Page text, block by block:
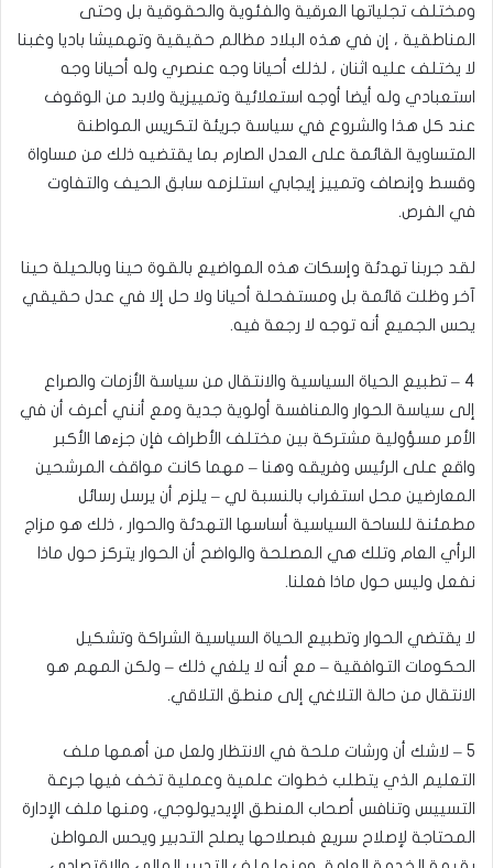
ومختلف تجلياتها العرقية والفئوية والحقوقية بل وحتى
المناطقية ، إن في هذه البلاد مظالم حقيقية وتهميشا باديا وغبنا
لا يختلف عليه اثنان ، لذلك أحيانا وجه عنصري وله أحيانا وجه
استعبادي وله أيضا أوجه استعلائية وتمييزية ولابد من الوقوف
عند كل هذا والشروع في سياسة جريئة لتكريس المواطنة
المتساوية القائمة على العدل الصارم بما يقتضيه ذلك من مساواة
وقسط وإنصاف وتمييز إيجابي استلزمه سابق الحيف والتفاوت
في الفرص.
لقد جربنا تهدئة وإسكات هذه المواضيع بالقوة حينا وبالحيلة حينا
آخر وظلت قائمة بل ومستفحلة أحيانا ولا حل إلا في عدل حقيقي
يحس الجميع أنه توجه لا رجعة فيه.
4 – تطبيع الحياة السياسية والانتقال من سياسة الأزمات والصراع
إلى سياسة الحوار والمنافسة أولوية جدية ومع أنني أعرف أن في
الأمر مسؤولية مشتركة بين مختلف الأطراف فإن جزءها الأكبر
واقع على الرئيس وفريقه وهنا – مهما كانت مواقف المرشحين
المعارضين محل استغراب بالنسبة لي – يلزم أن يرسل رسائل
مطمئنة للساحة السياسية أساسها التهدئة والحوار ، ذلك هو مزاج
الرأي العام وتلك هي المصلحة والواضح أن الحوار يتركز حول ماذا
نفعل وليس حول ماذا فعلنا.
لا يقتضي الحوار وتطبيع الحياة السياسية الشراكة وتشكيل
الحكومات التوافقية – مع أنه لا يلغي ذلك – ولكن المهم هو
الانتقال من حالة التلاغي إلى منطق التلاقي.
5 – لاشك أن ورشات ملحة في الانتظار ولعل من أهمها ملف
التعليم الذي يتطلب خطوات علمية وعملية تخف فيها جرعة
التسييس وتنافس أصحاب المنطق الإيديولوجي، ومنها ملف الإدارة
المحتاجة لإصلاح سريع فبصلاحها يصلح التدبير ويحس المواطن